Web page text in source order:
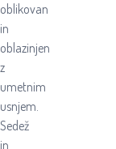
oblikovan
in
oblazinjen
z
umetnim
usnjem.
Sedež
in